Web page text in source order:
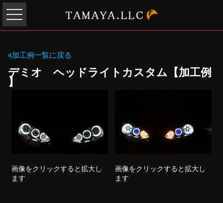
«加工例一覧に戻る
デミオ ヘッドライトカスタム【加工例
】
画像をクリックすると拡大し
ます
画像をクリックすると拡大し
ます